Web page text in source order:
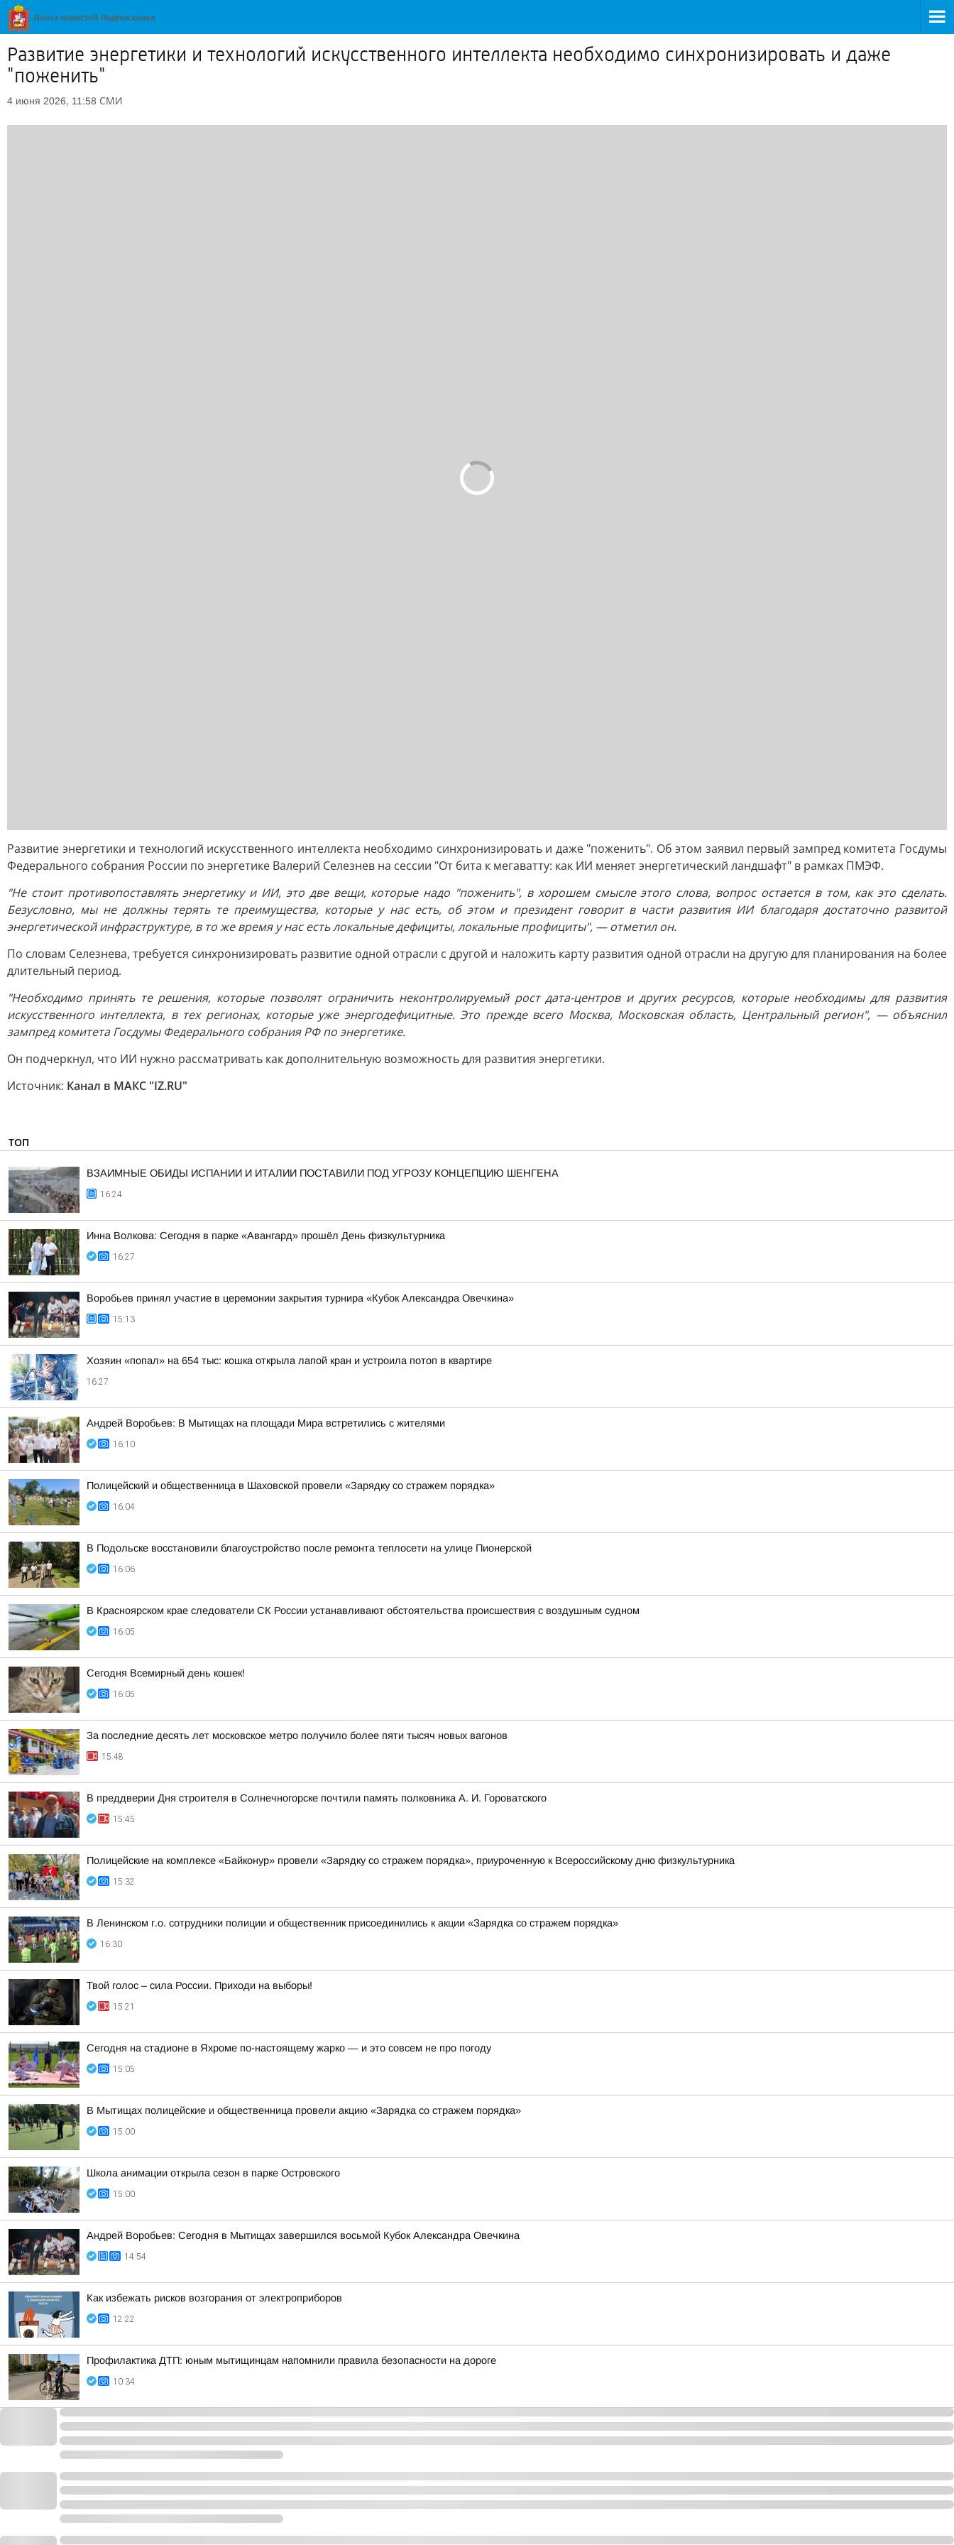
Развитие энергетики и технологий искусственного интеллекта необходимо синхронизировать и даже
"поженить"
4 июня 2026, 11:58 СМИ
Развитие энергетики и технологий искусственного интеллекта необходимо синхронизировать и даже "поженить". Об этом заявил первый зампред комитета Госдумы
Федерального собрания России по энергетике Валерий Селезнев на сессии "От бита к мегаватту: как ИИ меняет энергетический ландшафт" в рамках ПМЭФ.
"Не стоит противопоставлять энергетику и ИИ, это две вещи, которые надо "поженить", в хорошем смысле этого слова, вопрос остается в том, как это сделать.
Безусловно, мы не должны терять те преимущества, которые у нас есть, об этом и президент говорит в части развития ИИ благодаря достаточно развитой
энергетической инфраструктуре, в то же время у нас есть локальные дефициты, локальные профициты", — отметил он.
По словам Селезнева, требуется синхронизировать развитие одной отрасли с другой и наложить карту развития одной отрасли на другую для планирования на более
длительный период.
"Необходимо принять те решения, которые позволят ограничить неконтролируемый рост дата-центров и других ресурсов, которые необходимы для развития
искусственного интеллекта, в тех регионах, которые уже энергодефицитные. Это прежде всего Москва, Московская область, Центральный регион", — объяснил
зампред комитета Госдумы Федерального собрания РФ по энергетике.
Он подчеркнул, что ИИ нужно рассматривать как дополнительную возможность для развития энергетики.
Источник: Канал в МАКС "IZ.RU"
ТОП
ВЗАИМНЫЕ ОБИДЫ ИСПАНИИ И ИТАЛИИ ПОСТАВИЛИ ПОД УГРОЗУ КОНЦЕПЦИЮ ШЕНГЕНА
16:24
Инна Волкова: Сегодня в парке «Авангард» прошёл День физкультурника
16:27
Воробьев принял участие в церемонии закрытия турнира «Кубок Александра Овечкина»
15:13
Хозяин «попал» на 654 тыс: кошка открыла лапой кран и устроила потоп в квартире
16:27
Андрей Воробьев: В Мытищах на площади Мира встретились с жителями
16:10
Полицейский и общественница в Шаховской провели «Зарядку со стражем порядка»
16:04
В Подольске восстановили благоустройство после ремонта теплосети на улице Пионерской
16:06
В Красноярском крае следователи СК России устанавливают обстоятельства происшествия с воздушным судном
16:05
Сегодня Всемирный день кошек!
16:05
За последние десять лет московское метро получило более пяти тысяч новых вагонов
15:48
В преддверии Дня строителя в Солнечногорске почтили память полковника А. И. Гороватского
15:45
Полицейские на комплексе «Байконур» провели «Зарядку со стражем порядка», приуроченную к Всероссийскому дню физкультурника
15:32
В Ленинском г.о. сотрудники полиции и общественник присоединились к акции «Зарядка со стражем порядка»
16:30
Твой голос – сила России. Приходи на выборы!
15:21
Сегодня на стадионе в Яхроме по-настоящему жарко — и это совсем не про погоду
15:05
В Мытищах полицейские и общественница провели акцию «Зарядка со стражем порядка»
15:00
Школа анимации открыла сезон в парке Островского
15:00
Андрей Воробьев: Сегодня в Мытищах завершился восьмой Кубок Александра Овечкина
14:54
Как избежать рисков возгорания от электроприборов
12:22
Профилактика ДТП: юным мытищинцам напомнили правила безопасности на дороге
10:34